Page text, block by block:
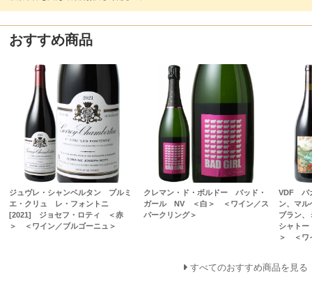
おすすめ商品
ジュヴレ・シャンベルタン プルミ
エ・クリュ レ・フォントニ
[2021] ジョセフ・ロティ ＜赤
＞ ＜ワイン／ブルゴーニュ＞
クレマン・ド・ボルドー バッド・
ガール NV ＜白＞ ＜ワイン／ス
パークリング＞
VDF パ
ン、マル
ブラン
シャト
＞ ＜ワ
すべてのおすすめ商品を見る